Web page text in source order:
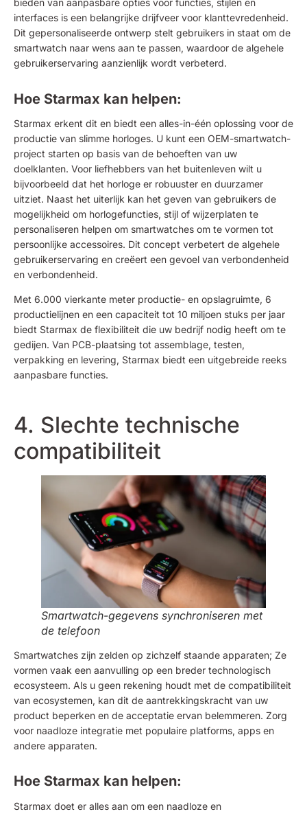
bieden van aanpasbare opties voor functies, stijlen en
interfaces is een belangrijke drijfveer voor klanttevredenheid.
Dit gepersonaliseerde ontwerp stelt gebruikers in staat om de
smartwatch naar wens aan te passen, waardoor de algehele
gebruikerservaring aanzienlijk wordt verbeterd.
Hoe Starmax kan helpen:
Starmax erkent dit en biedt een alles-in-één oplossing voor de
productie van slimme horloges. U kunt een OEM-smartwatch-
project starten op basis van de behoeften van uw
doelklanten. Voor liefhebbers van het buitenleven wilt u
bijvoorbeeld dat het horloge er robuuster en duurzamer
uitziet. Naast het uiterlijk kan het geven van gebruikers de
mogelijkheid om horlogefuncties, stijl of wijzerplaten te
personaliseren helpen om smartwatches om te vormen tot
persoonlijke accessoires. Dit concept verbetert de algehele
gebruikerservaring en creëert een gevoel van verbondenheid
en verbondenheid.
Met 6.000 vierkante meter productie- en opslagruimte, 6
productielijnen en een capaciteit tot 10 miljoen stuks per jaar
biedt Starmax de flexibiliteit die uw bedrijf nodig heeft om te
gedijen. Van PCB-plaatsing tot assemblage, testen,
verpakking en levering, Starmax biedt een uitgebreide reeks
aanpasbare functies.
4. Slechte technische
compatibiliteit
Smartwatch-gegevens synchroniseren met
de telefoon
Smartwatches zijn zelden op zichzelf staande apparaten; Ze
vormen vaak een aanvulling op een breder technologisch
ecosysteem. Als u geen rekening houdt met de compatibiliteit
van ecosystemen, kan dit de aantrekkingskracht van uw
product beperken en de acceptatie ervan belemmeren. Zorg
voor naadloze integratie met populaire platforms, apps en
andere apparaten.
Hoe Starmax kan helpen:
Starmax doet er alles aan om een naadloze en